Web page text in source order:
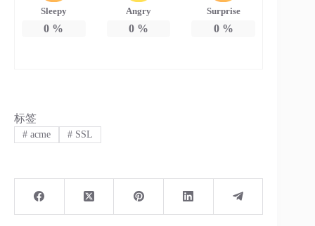
Sleepy
0 %
Angry
0 %
Surprise
0%
标签
#acme #SSL